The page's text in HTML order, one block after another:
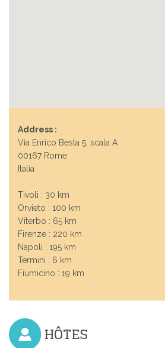
Address :
Via Enrico Besta 5, scala A
00167 Rome
Italia
Tivoli : 30 km
Orvieto : 100 km
Viterbo : 65 km
Firenze : 220 km
Napoli : 195 km
Termini : 6 km
Fiumicino : 19 km
HÔTES